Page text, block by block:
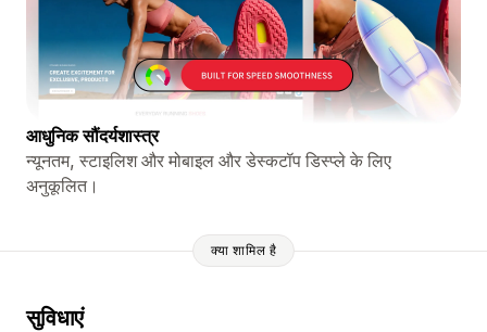
आधुनिक सौंदर्यशास्त्र
न्यूनतम, स्टाइलिश और मोबाइल और डेस्कटॉप डिस्प्ले के लिए
अनुकूलित।
क्या शामिल है
सुविधाएं